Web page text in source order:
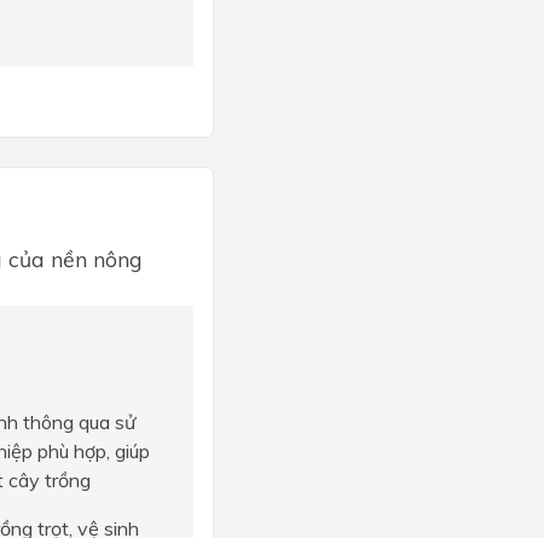
nền nông
thông qua sử
phù hợp, giúp
cây trồng
trọt, vệ sinh